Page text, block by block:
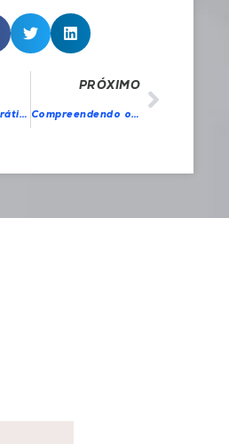
Partograma: Prática recomendada pela Organização Mundial de Saúde (OMS) no acompanhamento do trabalho de parto
PRÓXIMO
Compreendendo o Sofrimento Fetal: Sinais, Causas e Cuidados